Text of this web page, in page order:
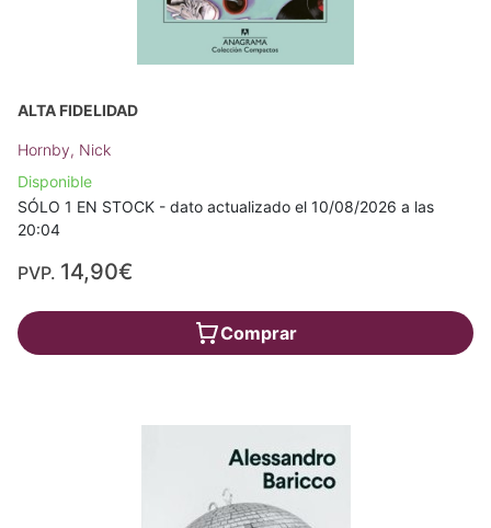
ALTA FIDELIDAD
Hornby, Nick
Disponible
SÓLO 1 EN STOCK - dato actualizado el 10/08/2026 a las
20:04
PVP. 14,90€
Comprar